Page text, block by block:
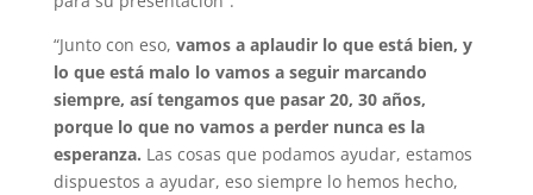
“Junto con eso, vamos a aplaudir lo que está bien, y
lo que está malo lo vamos a seguir marcando
siempre, así tengamos que pasar 20, 30 años,
porque lo que no vamos a perder nunca es la
esperanza. Las cosas que podamos ayudar, estamos
dispuestos a ayudar, eso siempre lo hemos hecho,